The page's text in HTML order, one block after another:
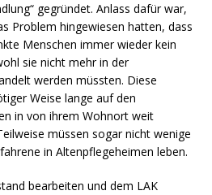
gegründet. Anlass dafür war,
Problem hingewiesen hatten, dass
Menschen immer wieder kein
sie nicht mehr in der
werden müssten. Diese
Weise lange auf den
in von ihrem Wohnort weit
müssen sogar nicht wenige
in Altenpflegeheimen leben.
bearbeiten und dem LAK